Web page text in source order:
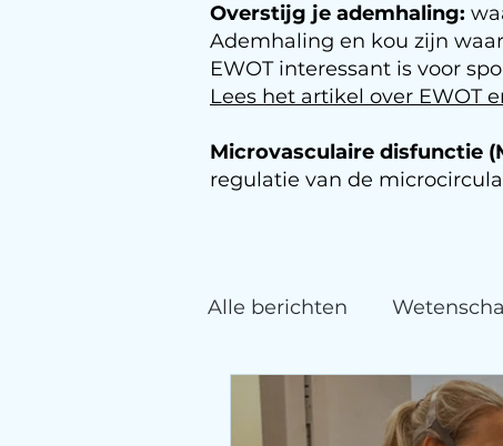
Overstijg je ademhaling:
Ademhaling en kou zijn
EWOT interessant is voor
Lees het artikel over EWOT
Microvasculaire disfunctie
regulatie van de
Alle berichten
EWOT zuurstoftherapie